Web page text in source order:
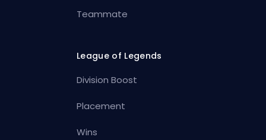
Teammate
League of Legends
Division Boost
Placement
Wins